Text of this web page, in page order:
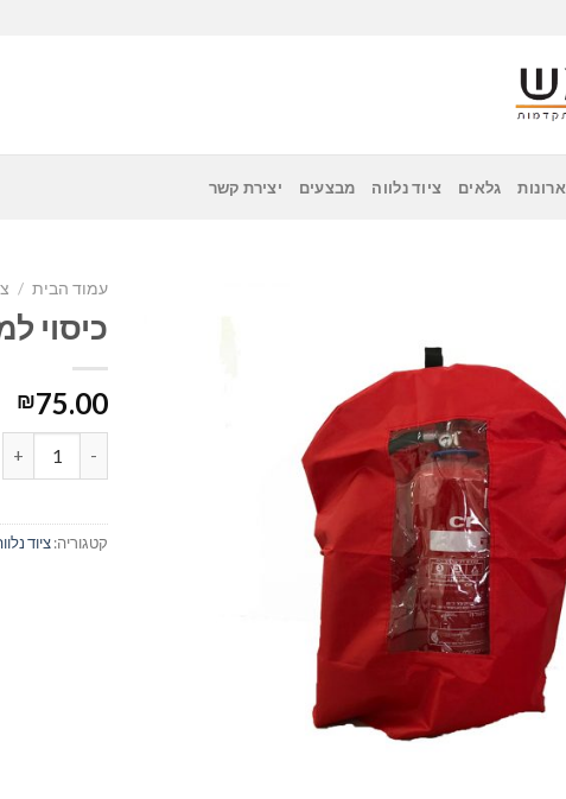
ארונות גלאים ציוד נלווה מבצעים יצירת קשר
עמוד הבית /
כיסוי
₪75.00
כמות של
קטגוריה:ציוד